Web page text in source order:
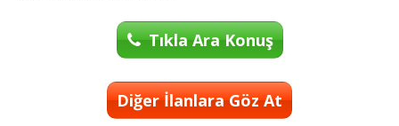
Tıkla Ara Konuş
Diğer İlanlara Göz At